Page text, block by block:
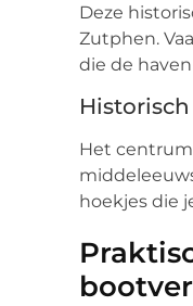
Deze
Zutphen.
die de
Het centrum
hoekjes die